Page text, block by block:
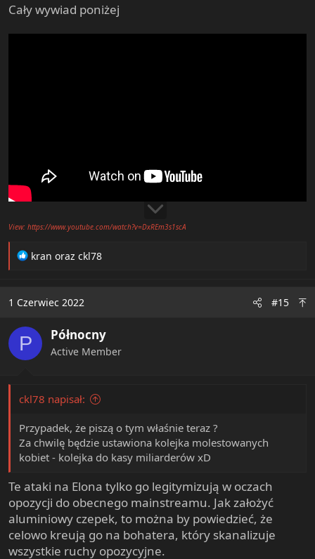
Cały wywiad poniżej
View: https://www.youtube.com/watch?v=DxREm3s1scA
R
t
o
s
kran oraz ckl78
1 Czerwiec 2022 #15
P Północny
Active Member
ckl78 napisał:
Przypadek, że piszą o tym właśnie teraz ?
Za chwilę będzie ustawiona kolejka molestowanych
kobiet - kolejka do kasy miliarderów xD
Te ataki na Elona tylko go legitymizują w oczach
opozycji do obecnego mainstreamu. Jak założyć
aluminiowy czepek, to można by powiedzieć, że
celowo kreują go na bohatera, który skanalizuje
wszystkie ruchy opozycyjne.